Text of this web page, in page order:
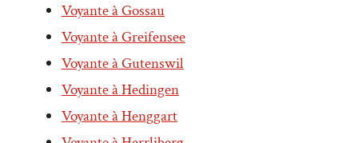
Voyante à Gossau
Voyante à Greifensee
Voyante à Gutenswil
Voyante à Hedingen
Voyante à Henggart